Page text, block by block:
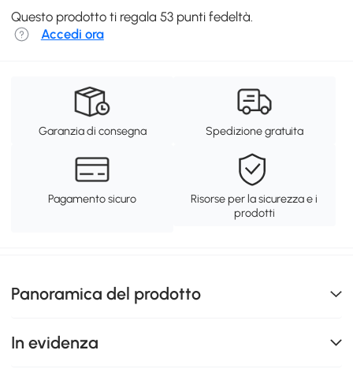
Questo prodotto ti regala 53 punti fedeltà.
Accedi ora
Garanzia di consegna Spedizione gratuita
Pagamento sicuro
Risorse per la sicurezza e i
prodotti
Panoramica del prodotto
In evidenza